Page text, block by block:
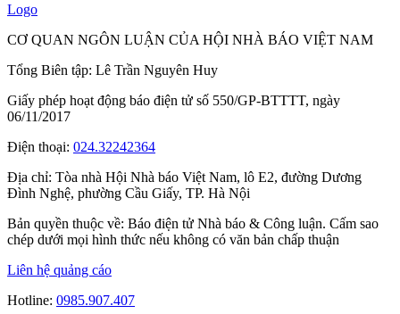
Logo
CƠ QUAN NGÔN LUẬN CỦA HỘI NHÀ BÁO VIỆT NAM
Tổng Biên tập: Lê Trần Nguyên Huy
Giấy phép hoạt động báo điện tử số 550/GP-BTTTT, ngày
06/11/2017
Điện thoại: 024.32242364
Địa chỉ: Tòa nhà Hội Nhà báo Việt Nam, lô E2, đường Dương
Đình Nghệ, phường Cầu Giấy, TP. Hà Nội
Bản quyền thuộc về: Báo điện tử Nhà báo & Công luận. Cấm sao
chép dưới mọi hình thức nếu không có văn bản chấp thuận
Liên hệ quảng cáo
Hotline: 0985.907.407